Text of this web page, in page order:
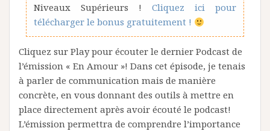
Niveaux Supérieurs ! Cliquez ici pour
télécharger le bonus gratuitement !
Cliquez sur Play pour écouter le dernier Podcast de
l’émission « En Amour »! Dans cet épisode, je tenais
à parler de communication mais de manière
concrète, en vous donnant des outils à mettre en
place directement après avoir écouté le podcast!
L’émission permettra de comprendre l’importance